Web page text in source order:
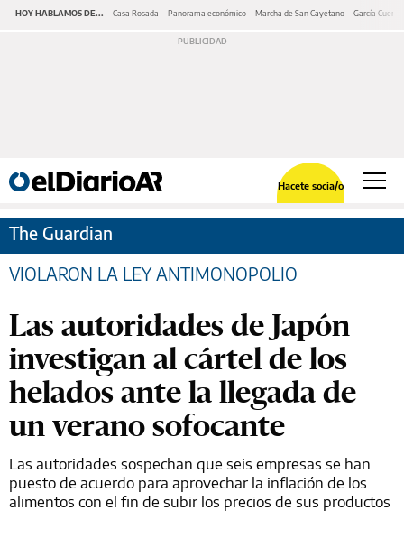
HOY HABLAMOS DE... Casa Rosada Panorama económico Marcha de San Cayetano García Cuerva
Hacete socia/o
The Guardian
VIOLARON LA LEY ANTIMONOPOLIO
Las autoridades de Japón
investigan al cártel de los
helados ante la llegada de
un verano sofocante
Las autoridades sospechan que seis empresas se han
puesto de acuerdo para aprovechar la inflación de los
alimentos con el fin de subir los precios de sus productos